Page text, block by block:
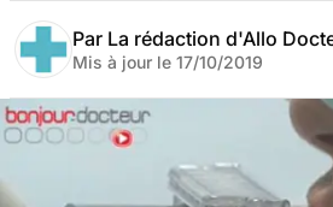
Par La rédaction d'Allo
Mis à jour le 17/10/2019